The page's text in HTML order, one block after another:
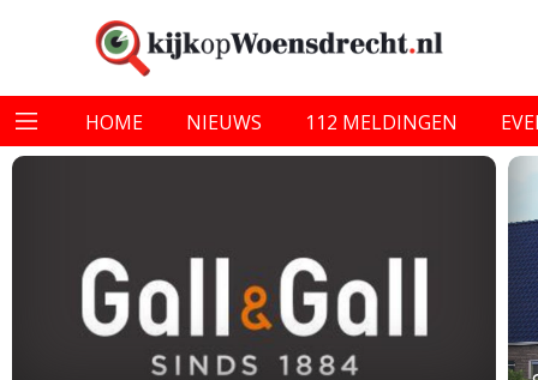
HOME NIEUWS 112 MELDINGEN